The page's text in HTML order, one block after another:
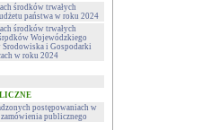
środków trwałych
państwa w roku 2024
środków trwałych
Wojewódzkiego
Środowiska i Gospodarki
w roku 2024
postępowaniach w
publicznego